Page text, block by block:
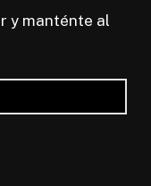
y manténte al